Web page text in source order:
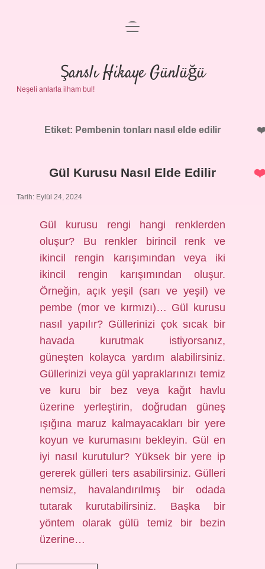
Anasayfa
Gizlilik Politikası
menüyü
Şanslı Hikaye Günlüğü
Neşeli anlarla ilham bul!
Etiket: Pembenin tonları nasıl elde edilir
Gül Kurusu Nasıl Elde Edilir
Tarih: Eylül 24, 2024
Gül kurusu rengi hangi renklerden
oluşur? Bu renkler birincil renk ve
ikincil rengin karışımından veya iki
ikincil rengin karışımından oluşur.
Örneğin, açık yeşil (sarı ve yeşil) ve
pembe (mor ve kırmızı)… Gül kurusu
nasıl yapılır? Güllerinizi çok sıcak bir
havada kurutmak istiyorsanız,
güneşten kolayca yardım alabilirsiniz.
Güllerinizi veya gül yapraklarınızı temiz
ve kuru bir bez veya kağıt havlu
üzerine yerleştirin, doğrudan güneş
ışığına maruz kalmayacakları bir yere
koyun ve kurumasını bekleyin. Gül en
iyi nasıl kurutulur? Yüksek bir yere ip
gererek gülleri ters asabilirsiniz. Gülleri
nemsiz, havalandırılmış bir odada
tutarak kurutabilirsiniz. Başka bir
yöntem olarak gülü temiz bir bezin
üzerine…